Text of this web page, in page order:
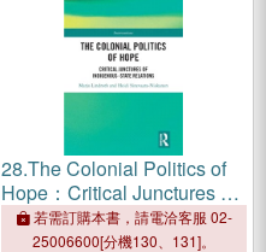
28.The Colonial Politics of
Hope：Critical Junctures of
Indigenous-State Relations
若需訂購本書，請電洽客服 02-
25006600[分機130、131]。